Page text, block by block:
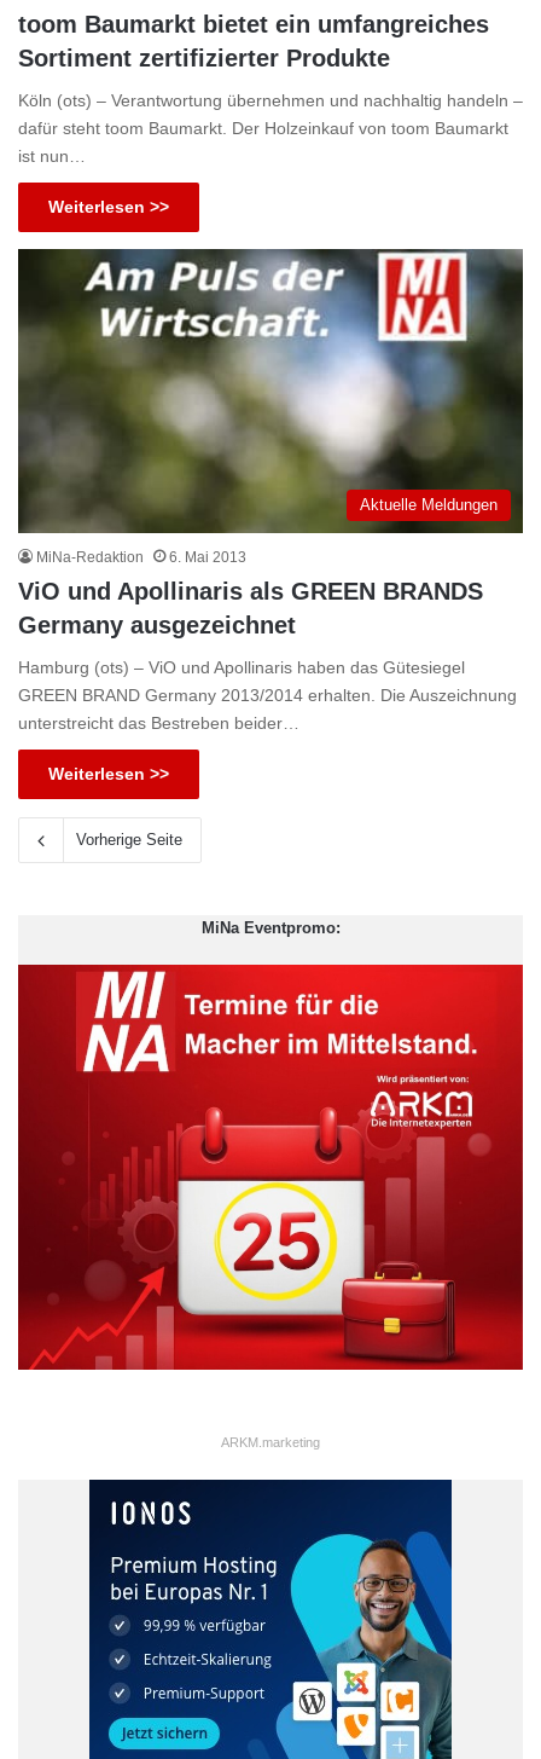
toom Baumarkt bietet ein umfangreiches
Sortiment zertifizierter Produkte
Köln (ots) – Verantwortung übernehmen und nachhaltig handeln –
dafür steht toom Baumarkt. Der Holzeinkauf von toom Baumarkt
ist nun…
Weiterlesen >>
Aktuelle Meldungen
MiNa-Redaktion 6. Mai 2013
ViO und Apollinaris als GREEN BRANDS
Germany ausgezeichnet
Hamburg (ots) – ViO und Apollinaris haben das Gütesiegel
GREEN BRAND Germany 2013/2014 erhalten. Die Auszeichnung
unterstreicht das Bestreben beider…
Weiterlesen >>
Vorherige Seite
MiNa Eventpromo:
ARKM.marketing